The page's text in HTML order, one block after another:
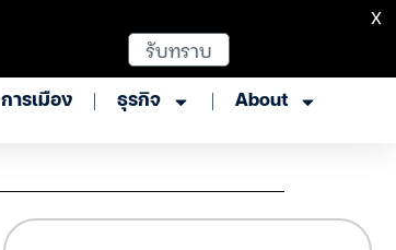
การเมือง ธุรกิจ About
รับทราบ
X